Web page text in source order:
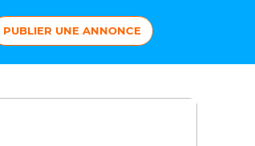
PUBLIER UNE ANNONCE